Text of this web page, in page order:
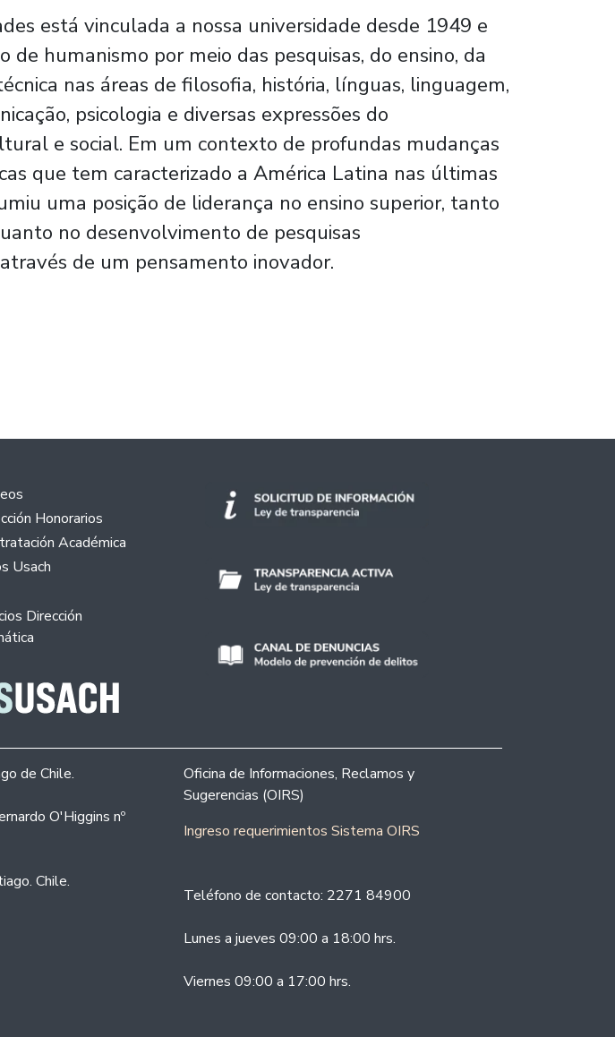
está vinculada a nossa universidade desde 1949 e
de humanismo por meio das pesquisas, do ensino, da
nas áreas de filosofia, história, línguas, linguagem,
psicologia e diversas expressões do
e social. Em um contexto de profundas mudanças
que tem caracterizado a América Latina nas últimas
uma posição de liderança no ensino superior, tanto
no desenvolvimento de pesquisas
de um pensamento inovador.
Honorarios
Académica
Usach
Dirección
de Chile.
O'Higgins nº
Chile.
Oficina de Informaciones, Reclamos y
Sugerencias (OIRS)
Ingreso requerimientos Sistema OIRS
Teléfono de contacto: 2271 84900
Lunes a jueves 09:00 a 18:00 hrs.
Viernes 09:00 a 17:00 hrs.